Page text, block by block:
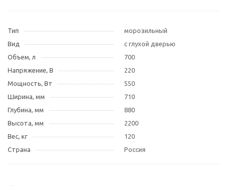
Тип
морозильный
Вид
с глухой дверью
Объем, л
700
Напряжение, В
220
Мощность, Вт
550
Ширина, мм
710
Глубина, мм
880
Высота, мм
2200
Вес, кг
120
Страна
Россия